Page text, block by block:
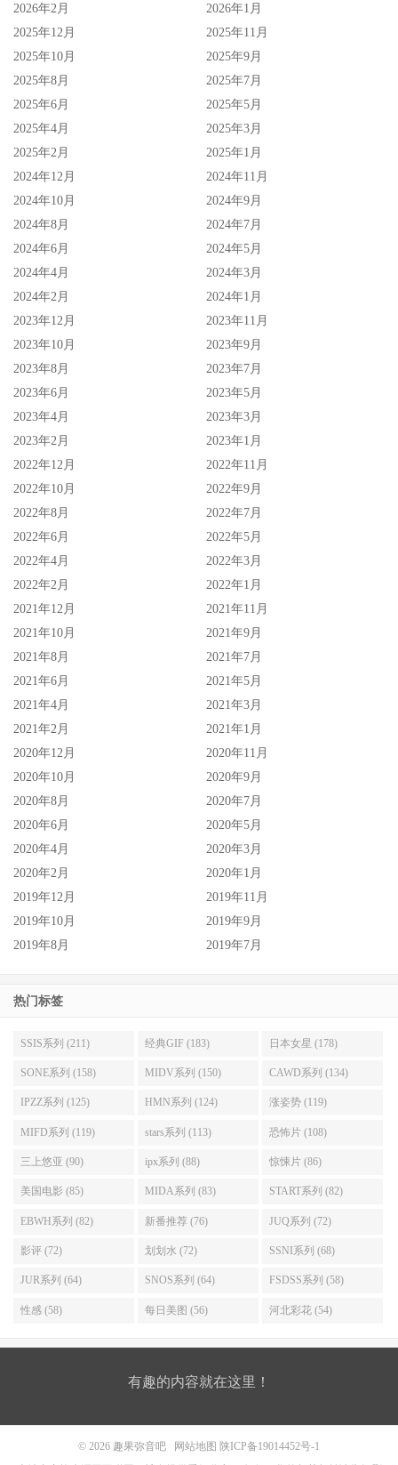
好啦好啦，我知道你们没有不和，不过坦白说，如果不是藤
森发文，我也不知道业界流传她与月乃ルナ(月乃露娜)不
和，然后我在网络上搜了一轮也没看到类似的讯息，我知道
藤森里穂真的很生气、也知道她想狠狠修理谣言源头一顿，
只是在社群上咆哮有没有效果就很难说了：
而从这篇发文就知道业界女艺人不和的八卦不少，只是藤森
和月乃应该真的没什么，至于女艺人到底都在吵什么？我另
外开一篇来和大家讲解吧。
2026年2月
2026年1月
2025年12月
2025年11月
2025年10月
2025年9月
2025年8月
2025年7月
2025年6月
2025年5月
2025年4月
2025年3月
2025年2月
2025年1月
2024年12月
2024年11月
2024年10月
2024年9月
2024年8月
2024年7月
2024年6月
2024年5月
2024年4月
2024年3月
2024年2月
2024年1月
2023年12月
2023年11月
2023年10月
2023年9月
2023年8月
2023年7月
2023年6月
2023年5月
2023年4月
2023年3月
2023年2月
2023年1月
2022年12月
2022年11月
2022年10月
2022年9月
2022年8月
2022年7月
2022年6月
2022年5月
2022年4月
2022年3月
2022年2月
2022年1月
2021年12月
2021年11月
2021年10月
2021年9月
2021年8月
2021年7月
2021年6月
2021年5月
2021年4月
2021年3月
2021年2月
2021年1月
2020年12月
2020年11月
2020年10月
2020年9月
2020年8月
2020年7月
2020年6月
2020年5月
2020年4月
2020年3月
2020年2月
2020年1月
2019年12月
2019年11月
2019年10月
2019年9月
2019年8月
2019年7月
热门标签
SSIS系列 (211) 经典GIF (183) 日本女星 (178)
SONE系列 (158) MIDV系列 (150) CAWD系列 (134)
IPZZ系列 (125) HMN系列 (124) 涨姿势 (119)
MIFD系列 (119) stars系列 (113) 恐怖片 (108)
三上悠亚 (90) ipx系列 (88) 惊悚片 (86)
美国电影 (85) MIDA系列 (83) START系列 (82)
EBWH系列 (82) 新番推荐 (76) JUQ系列 (72)
影评 (72) 划划水 (72) SSNI系列 (68)
JUR系列 (64) SNOS系列 (64) FSDSS系列 (58)
性感 (58) 每日美图 (56) 河北彩花 (54)
有趣的内容就在这里！
© 2026 趣果弥音吧 网站地图 陕ICP备19014452号-1